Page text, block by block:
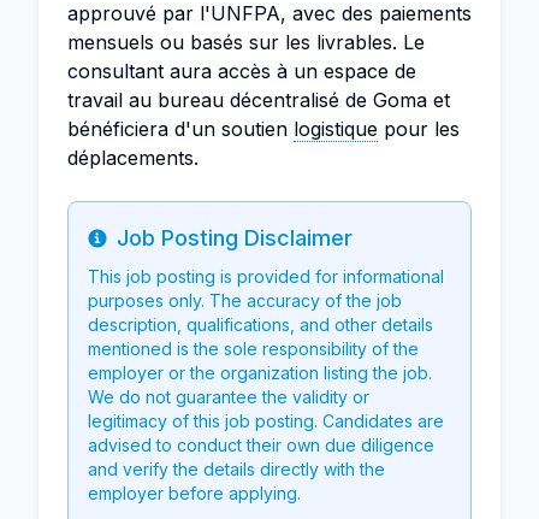
approuvé par l'UNFPA, avec des paiements
mensuels ou basés sur les livrables. Le
consultant aura accès à un espace de
travail au bureau décentralisé de Goma et
bénéficiera d'un soutien logistique pour les
déplacements.
Info
Job Posting Disclaimer
This job posting is provided for informational
purposes only. The accuracy of the job
description, qualifications, and other details
mentioned is the sole responsibility of the
employer or the organization listing the job.
We do not guarantee the validity or
legitimacy of this job posting. Candidates are
advised to conduct their own due diligence
and verify the details directly with the
employer before applying.